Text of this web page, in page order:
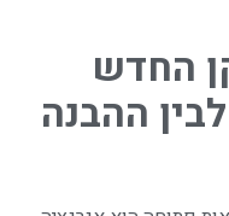
החדש
ההבנה